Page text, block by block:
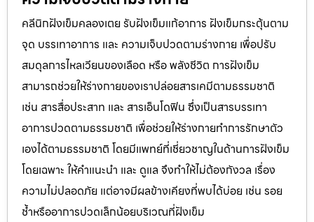
คลีนิกฝังเข็มคลองเตย รับฝังเข็มแก้อาการ ฝังเข็มกระตุ้นตาม
จุด บรรเทาอาการ และ ความเจ็บปวดตามร่างกาย เพื่อปรับ
สมดุลการไหลเวียนของเลือด หรือ พลังชีวิต การฝังเข็ม
สามารถช่วยให้ร่างกายของเราปล่อยสารเคมีตามธรรมชาติ
เช่น สารสื่อประสาท และ สารเอ็นโดฟิน ซึ่งเป็นสารบรรเทา
อาการปวดตามธรรมชาติ เพื่อช่วยให้ร่างกายทำการรักษาตัว
เองได้ตามธรรมชาติ โดยมีแพทย์ที่เชี่ยวชาญในด้านการฝังเข็ม
โดยเฉพาะ ให้คำแนะนำ และ ดูแล จึงทำให้ไม่ต้องกังวล เรื่อง
ความไม่ปลอดภัย แต่อาจมีผลข้างเคียงที่พบได้บ่อย เช่น รอย
ช้ำหรืออาการปวดเล็กน้อยบริเวณที่ฝังเข็ม